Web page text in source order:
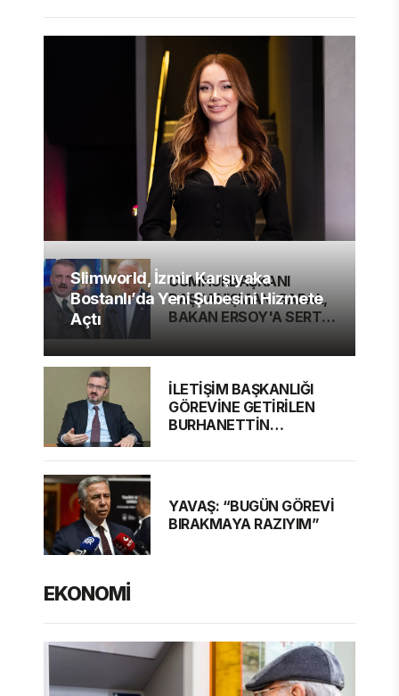
Slimworld, İzmir Karşıyaka
Bostanlı’da Yeni Şubesini Hizmete
Açtı
CUMHURBAŞKANI
BAŞDANIŞMANI SARAL,
BAKAN ERSOY'A SERT
İLETİŞİM BAŞKANLIĞI
GÖREVİNE GETİRİLEN
BURHANETTİN
YAVAŞ: “BUGÜN GÖREVİ
BIRAKMAYA RAZIYIM”
EKONOMİ